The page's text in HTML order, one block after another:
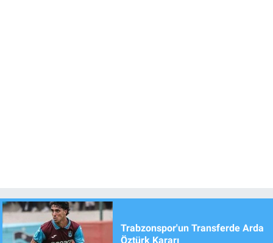
Trabzonspor'un Transferde Arda
Öztürk Kararı